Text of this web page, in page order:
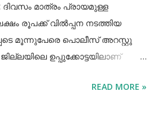
ദിവസം മാത്രം പ്രായമുള്ള
രൂപക്ക് വില്‍പ്പന നടത്തിയ
മൂന്നുപേരെ പൊലീസ് അറസ്റ്റു
ഉപ്പുക്കോട്ടയിലാണ്
അറസ്റ്റിലായത്. തേനി
READ MORE »